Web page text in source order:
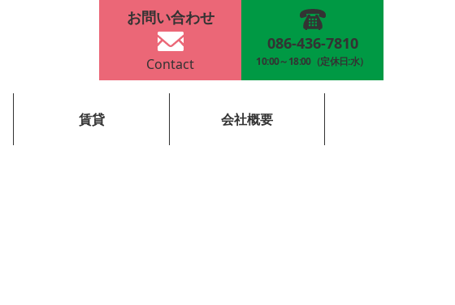
お問い合わせ
Contact
086-436-7810
10:00～18:00（定休日:水）
賃貸 会社概要